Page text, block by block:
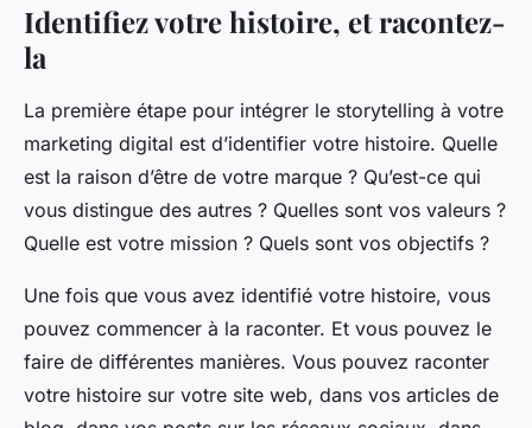
Identifiez votre histoire, et racontez-
la
La première étape pour intégrer le storytelling à votre
marketing digital est d’identifier votre histoire. Quelle
est la raison d’être de votre marque ? Qu’est-ce qui
vous distingue des autres ? Quelles sont vos valeurs ?
Quelle est votre mission ? Quels sont vos objectifs ?
Une fois que vous avez identifié votre histoire, vous
pouvez commencer à la raconter. Et vous pouvez le
faire de différentes manières. Vous pouvez raconter
votre histoire sur votre site web, dans vos articles de